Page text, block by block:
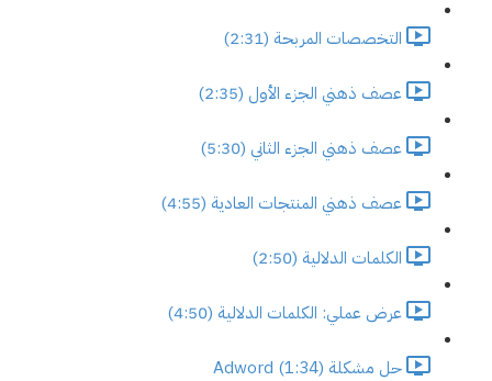
التخصصات المربحة (2:31)
عصف ذهني الجزء الأول (2:35)
عصف ذهني الجزء الثاني (5:30)
عصف ذهني المنتجات العادية (4:55)
الكلمات الدلالية (2:50)
عرض عملي: الكلمات الدلالية (4:50)
حل مشكلة Adword (1:34)